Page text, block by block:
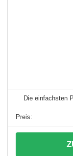
Die einfachsten